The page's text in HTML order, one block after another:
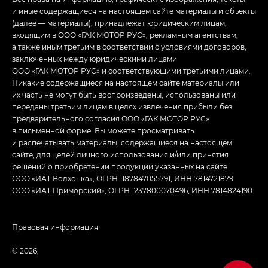
и иные содержащиеся на настоящем сайте материалы и объекты
(далее — материалы), принадлежат юридическим лицам,
входящим в ООО «ГАК МОТОР РУС», рекламным агентствам,
а также иным третьим в соответствии с условиями договоров,
заключенных между юридическими лицами
ООО «ГАК МОТОР РУС» и соответствующими третьими лицами.
Никакие содержащиеся на настоящем сайте материалы или
их часть не могут быть воспроизведены, использованы или
переданы третьим лицам в целях извлечения прибыли без
предварительного согласия ООО «ГАК МОТОР РУС»
в письменной форме. Вы можете просматривать
и распечатывать материалы, содержащиеся на настоящем
сайте, для целей личного использования и/или принятия
решений о приобретении продукции указанных на сайте.
ООО «ИАТ Волхонка», ОГРН 1187847055791, ИНН 7814721879
ООО «ИАТ Приморский», ОГРН 1237800070496, ИНН 7814824190
© 2026,
Правовая информация